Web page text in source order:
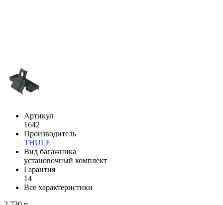
Артикул
1642
Производитель
THULE
Вид багажника
установочный комплект
Гарантия
14
Все характеристики